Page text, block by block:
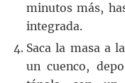
minutos más,
integrada.
Saca la masa a
un cuenco,